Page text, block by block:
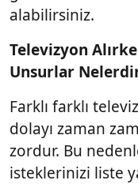
alabilirsiniz.
Televizyon
Unsurlar
Farklı farklı
dolayı zaman
zordur. Bu
isteklerinizi liste